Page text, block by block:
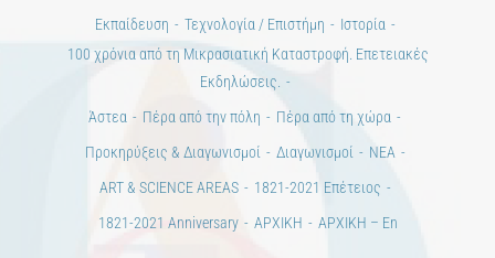
Εκπαίδευση
Τεχνολογία / Επιστήμη
Ιστορία
100 χρόνια από τη Μικρασιατική Καταστροφή. Επετειακές
Εκδηλώσεις.
Άστεα
Πέρα από την πόλη
Πέρα από τη χώρα
Προκηρύξεις & Διαγωνισμοί
Διαγωνισμοί
ΝΕΑ
ART & SCIENCE AREAS
1821-2021 Επέτειος
1821-2021 Anniversary
ΑΡΧΙΚΗ ΑΡΧΙΚΗ – En